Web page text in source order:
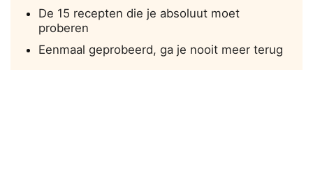
De 15 recepten die je absoluut moet
proberen
Eenmaal geprobeerd, ga je nooit meer terug